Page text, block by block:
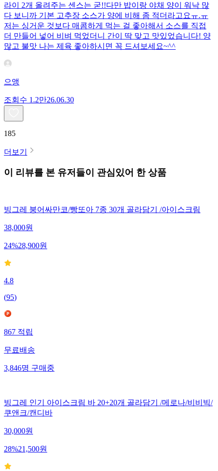
라이 2개 올려주는 센스는 굳!! ​다만 밥이랑 야채 양이 워낙 많
다 보니까 기본 고추장 소스가 양에 비해 좀 적더라고요ㅠ.ㅠ
저는 싱거운 것보다 매콤하게 먹는 걸 좋아해서 소스를 직접
더 만들어 넣어 비벼 먹었더니 간이 딱 맞고 맛있었습니다! 양
많고 불맛 나는 제육 좋아하시면 꼭 드셔보세요~^^
으앵
조회수 1.2만26.06.30
185
더보기
이 리뷰를 본 유저들이 관심있어 한 상품
빙그레 붕어싸만코/빵또아 7종 30개 골라담기 /아이스크림
38,000원
24%28,900원
4.8
(95)
867 적립
무료배송
3,846명 구매중
빙그레 인기 아이스크림 바 20+20개 골라담기 /메로나/비비빅/
쿠앤크/캔디바
30,000원
28%21,500원